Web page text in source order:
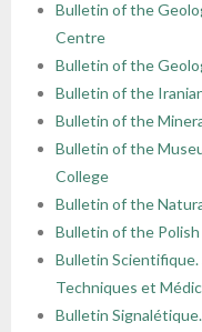
Bulletin of the
Centre
Bulletin of the
Bulletin of the
Bulletin of the
Bulletin of the
College
Bulletin of the
Bulletin of the Polish
Bulletin Scientifique.
Techniques et
Bulletin